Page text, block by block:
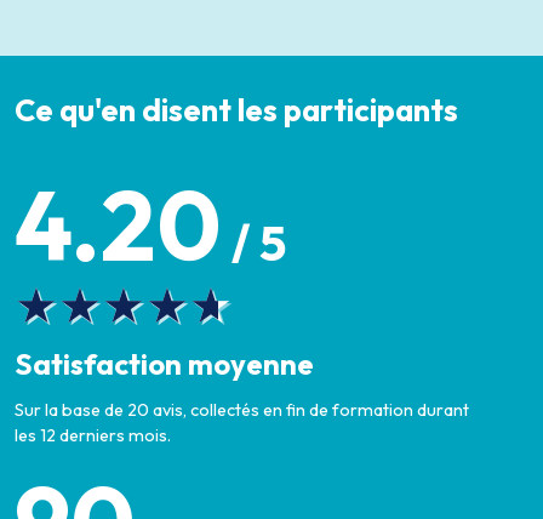
Ce qu'en disent les participants
4.20 / 5
Satisfaction moyenne
Sur la base de 20 avis, collectés en fin de formation durant
les 12 derniers mois.